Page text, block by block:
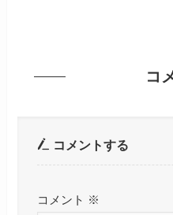
コ
コメントする
コメント ※